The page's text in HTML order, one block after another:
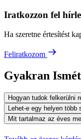
Iratkozzon fel
Ha szeretne értesítést
Feliratkozom
Gyakran
Hogyan tudok felkerülni
Lehet-e egy helyen több
Mit tartalmaz az éves